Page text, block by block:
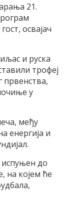
21.
освајач
и руска
трофеј
првенства,
у
међу
енергија и
до
на којем ће